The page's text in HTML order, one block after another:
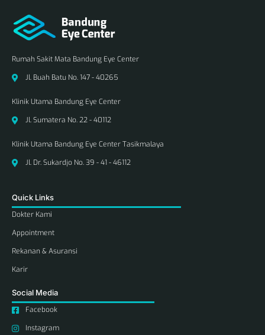
Rumah Sakit Mata Bandung Eye Center
Jl. Buah Batu No. 147 - 40265
Klinik Utama Bandung Eye Center
Jl. Sumatera No. 22 - 40112
Klinik Utama Bandung Eye Center Tasikmalaya
Jl. Dr. Sukardjo No. 39 - 41 - 46112
Quick Links
Dokter Kami
Appointment
Rekanan & Asuransi
Karir
Social Media
Facebook
Instagram